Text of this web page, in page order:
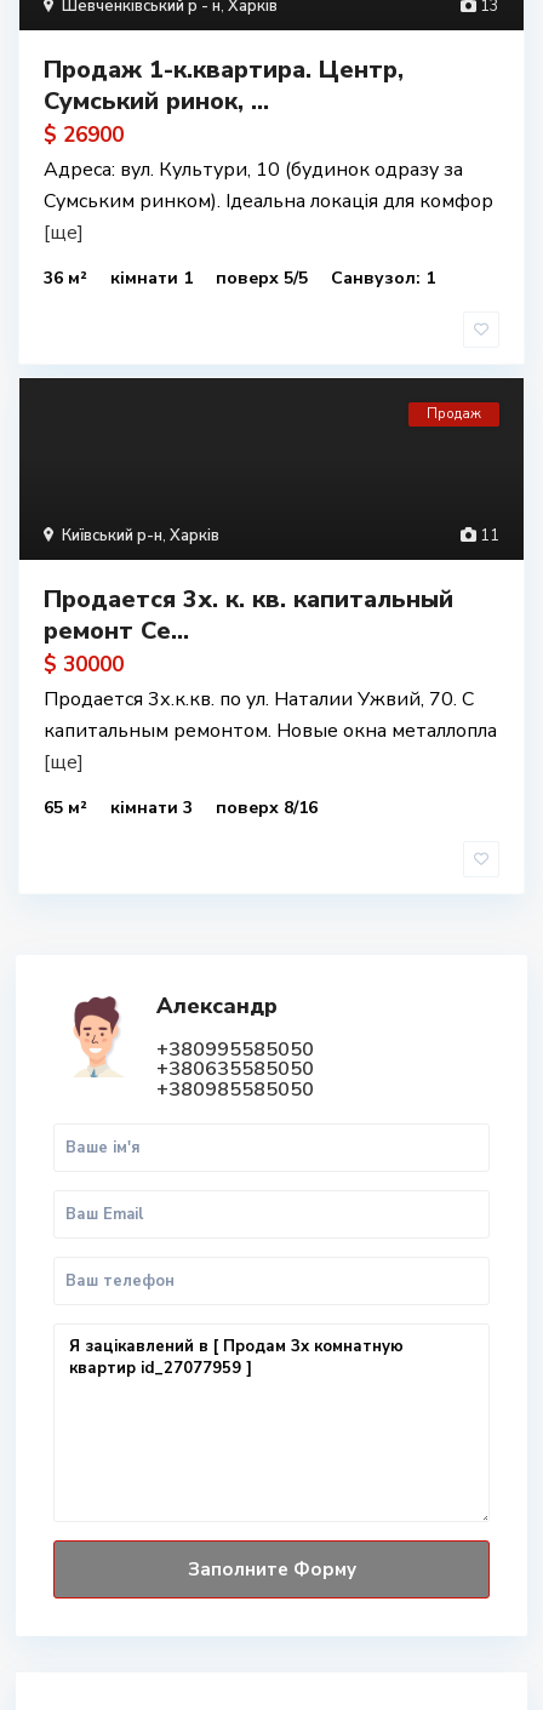
13
Шевченківський р - н, Харків
Продаж 1-к.квартира. Центр,
Сумський ринок, ...
$ 26900
Адреса: вул. Культури, 10 (будинок одразу за
Сумським ринком). Ідеальна локація для комфор
[ще]
36 м² кімнати 1 поверх 5/5 Санвузол: 1
11
Київський р-н, Харків
Продаж
Продается 3х. к. кв. капитальный
ремонт Се...
$ 30000
Продается 3х.к.кв. по ул. Наталии Ужвий, 70. С
капитальным ремонтом. Новые окна металлопла
[ще]
65 м² кімнати 3 поверх 8/16
Александр
+380995585050
+380635585050
+380985585050